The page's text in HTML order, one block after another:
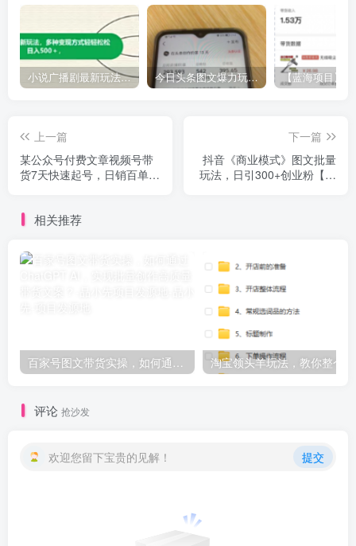
小说广播剧最新玩法，多种变现方式轻轻松松日入500＋【揭秘】 今日头条图文爆力玩法,AI自动生成文案，当天见收益，轻松日入500+
上一篇
某公众号付费文章视频号带
货7天快速起号，日销百单
下一篇
抖音《商业模式》图文批量
玩法，日引300+创业粉【揭
相关推荐
百家号图文带货实操，如何通过 ChatGPT AI，实现批量创作高质量带货文案？-品小先项目发源地
评论 抢沙发
欢迎您留下宝贵的见解！ 提交